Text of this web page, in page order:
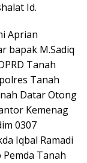
Id.
Aprian
bapak M.Sadiq
Tanah
Tanah
Datar Otong
Kemenag
0307
Iqbal Ramadi
Tanah